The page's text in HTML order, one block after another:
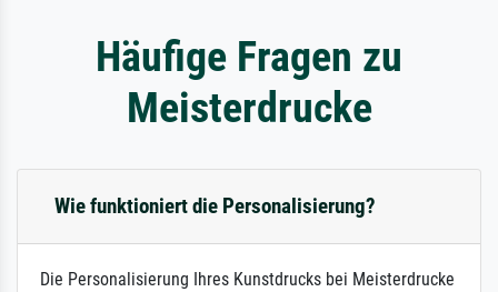
Häufige Fragen zu
Meisterdrucke
Wie funktioniert die Personalisierung?
Die Personalisierung Ihres Kunstdrucks bei Meisterdrucke